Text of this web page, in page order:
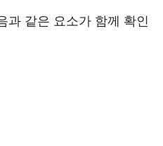
과 같은 요소가 함께 확인